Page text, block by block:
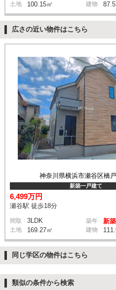
土地 100.15㎡ 建物
広さの近い物件はこちら
神奈川県横浜市瀬谷区橋
新築一戸建て
6,499万円
瀬谷駅 徒歩18分
間取 3LDK 築年 新築
土地 169.27㎡ 建物
同じ学区の物件はこちら
類似の条件から検索